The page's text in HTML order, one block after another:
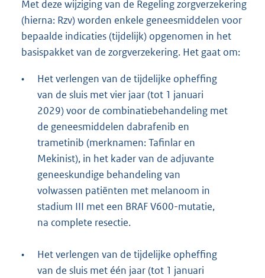
Met deze wijziging van de Regeling zorgverzekering
(hierna: Rzv) worden enkele geneesmiddelen voor
bepaalde indicaties (tijdelijk) opgenomen in het
basispakket van de zorgverzekering. Het gaat om:
•
Het verlengen van de tijdelijke opheffing
van de sluis met vier jaar (tot 1 januari
2029) voor de combinatiebehandeling met
de geneesmiddelen dabrafenib en
trametinib (merknamen: Tafinlar en
Mekinist), in het kader van de adjuvante
geneeskundige behandeling van
volwassen patiënten met melanoom in
stadium III met een BRAF V600-mutatie,
na complete resectie.
•
Het verlengen van de tijdelijke opheffing
van de sluis met één jaar (tot 1 januari